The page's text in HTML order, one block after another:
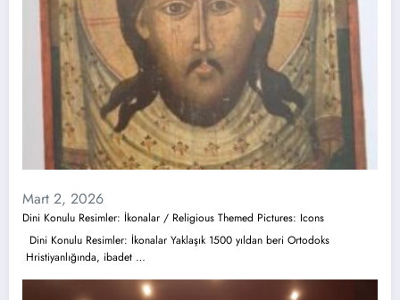
Mart 2, 2026
Dini Konulu Resimler: İkonalar / Religious Themed Pictures: Icons
Dini Konulu Resimler: İkonalar Yaklaşık 1500 yıldan beri Ortodoks
Hristiyanlığında, ibadet …